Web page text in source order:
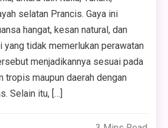
selatan Prancis. Gaya ini
hangat, kesan natural, dan
tidak memerlukan perawatan
menjadikannya sesuai pada
tropis maupun daerah dengan
Selain itu, […]